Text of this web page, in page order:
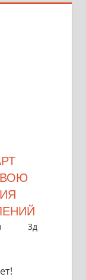
3д